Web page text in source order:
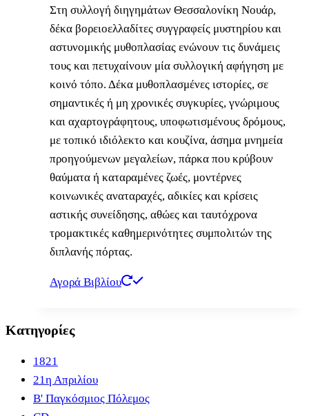
Στη συλλογή διηγημάτων Θεσσαλονίκη Νουάρ,
δέκα βορειοελλαδίτες συγγραφείς μυστηρίου και
αστυνομικής μυθοπλασίας ενώνουν τις δυνάμεις
τους και πετυχαίνουν μία συλλογική αφήγηση με
κοινό τόπο. Δέκα μυθοπλασμένες ιστορίες, σε
σημαντικές ή μη χρονικές συγκυρίες, γνώριμους
και αχαρτογράφητους, υποφωτισμένους δρόμους,
με τοπικό ιδιόλεκτο και κουζίνα, άσημα μνημεία
προηγούμενων μεγαλείων, πάρκα που κρύβουν
θαύματα ή καταραμένες ζωές, μοντέρνες
κοινωνικές αναταραχές, αδικίες και κρίσεις
αστικής συνείδησης, αθώες και ταυτόχρονα
τρομακτικές καθημερινότητες συμπολιτών της
διπλανής πόρτας.
Αγορά Βιβλίου
Κατηγορίες
1821
21η Απριλίου
B' Παγκόσμιος Πόλεμος